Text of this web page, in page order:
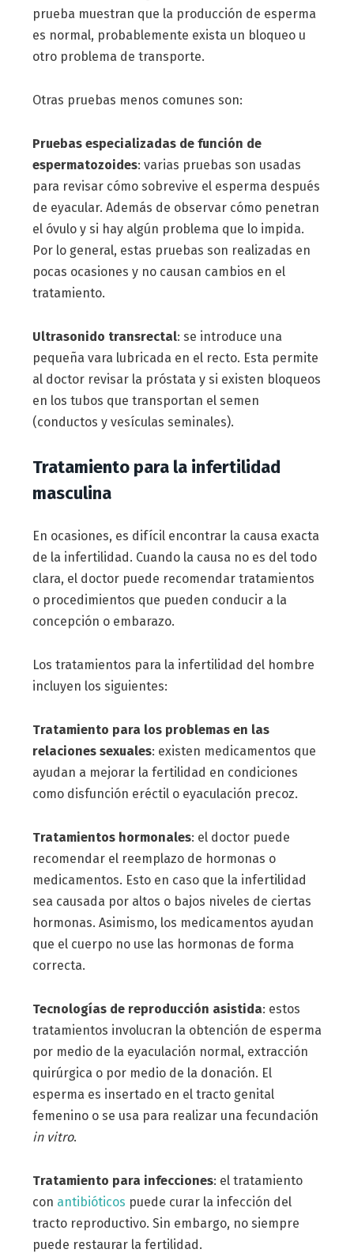
prueba muestran que la producción de esperma
es normal, probablemente exista un bloqueo u
otro problema de transporte.
Otras pruebas menos comunes son:
Pruebas especializadas de función de
espermatozoides: varias pruebas son usadas
para revisar cómo sobrevive el esperma después
de eyacular. Además de observar cómo penetran
el óvulo y si hay algún problema que lo impida.
Por lo general, estas pruebas son realizadas en
pocas ocasiones y no causan cambios en el
tratamiento.
Ultrasonido transrectal: se introduce una
pequeña vara lubricada en el recto. Esta permite
al doctor revisar la próstata y si existen bloqueos
en los tubos que transportan el semen
(conductos y vesículas seminales).
Tratamiento para la infertilidad
masculina
En ocasiones, es difícil encontrar la causa exacta
de la infertilidad. Cuando la causa no es del todo
clara, el doctor puede recomendar tratamientos
o procedimientos que pueden conducir a la
concepción o embarazo.
Los tratamientos para la infertilidad del hombre
incluyen los siguientes:
Tratamiento para los problemas en las
relaciones sexuales: existen medicamentos que
ayudan a mejorar la fertilidad en condiciones
como disfunción eréctil o eyaculación precoz.
Tratamientos hormonales: el doctor puede
recomendar el reemplazo de hormonas o
medicamentos. Esto en caso que la infertilidad
sea causada por altos o bajos niveles de ciertas
hormonas. Asimismo, los medicamentos ayudan
que el cuerpo no use las hormonas de forma
correcta.
Tecnologías de reproducción asistida: estos
tratamientos involucran la obtención de esperma
por medio de la eyaculación normal, extracción
quirúrgica o por medio de la donación. El
esperma es insertado en el tracto genital
femenino o se usa para realizar una fecundación
in vitro.
Tratamiento para infecciones: el tratamiento
con antibióticos puede curar la infección del
tracto reproductivo. Sin embargo, no siempre
puede restaurar la fertilidad.